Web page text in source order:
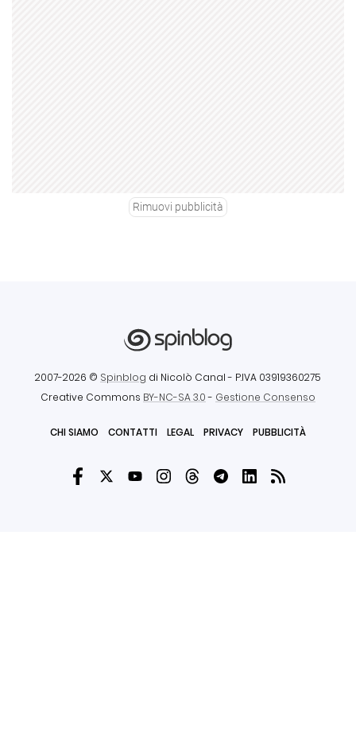
Rimuovi pubblicità
2007-2026 © Spinblog di Nicolò Canal - P.IVA 03919360275
Creative Commons BY-NC-SA 3.0- Gestione Consenso
CHI SIAMO CONTATTI LEGAL PRIVACY PUBBLICITÀ